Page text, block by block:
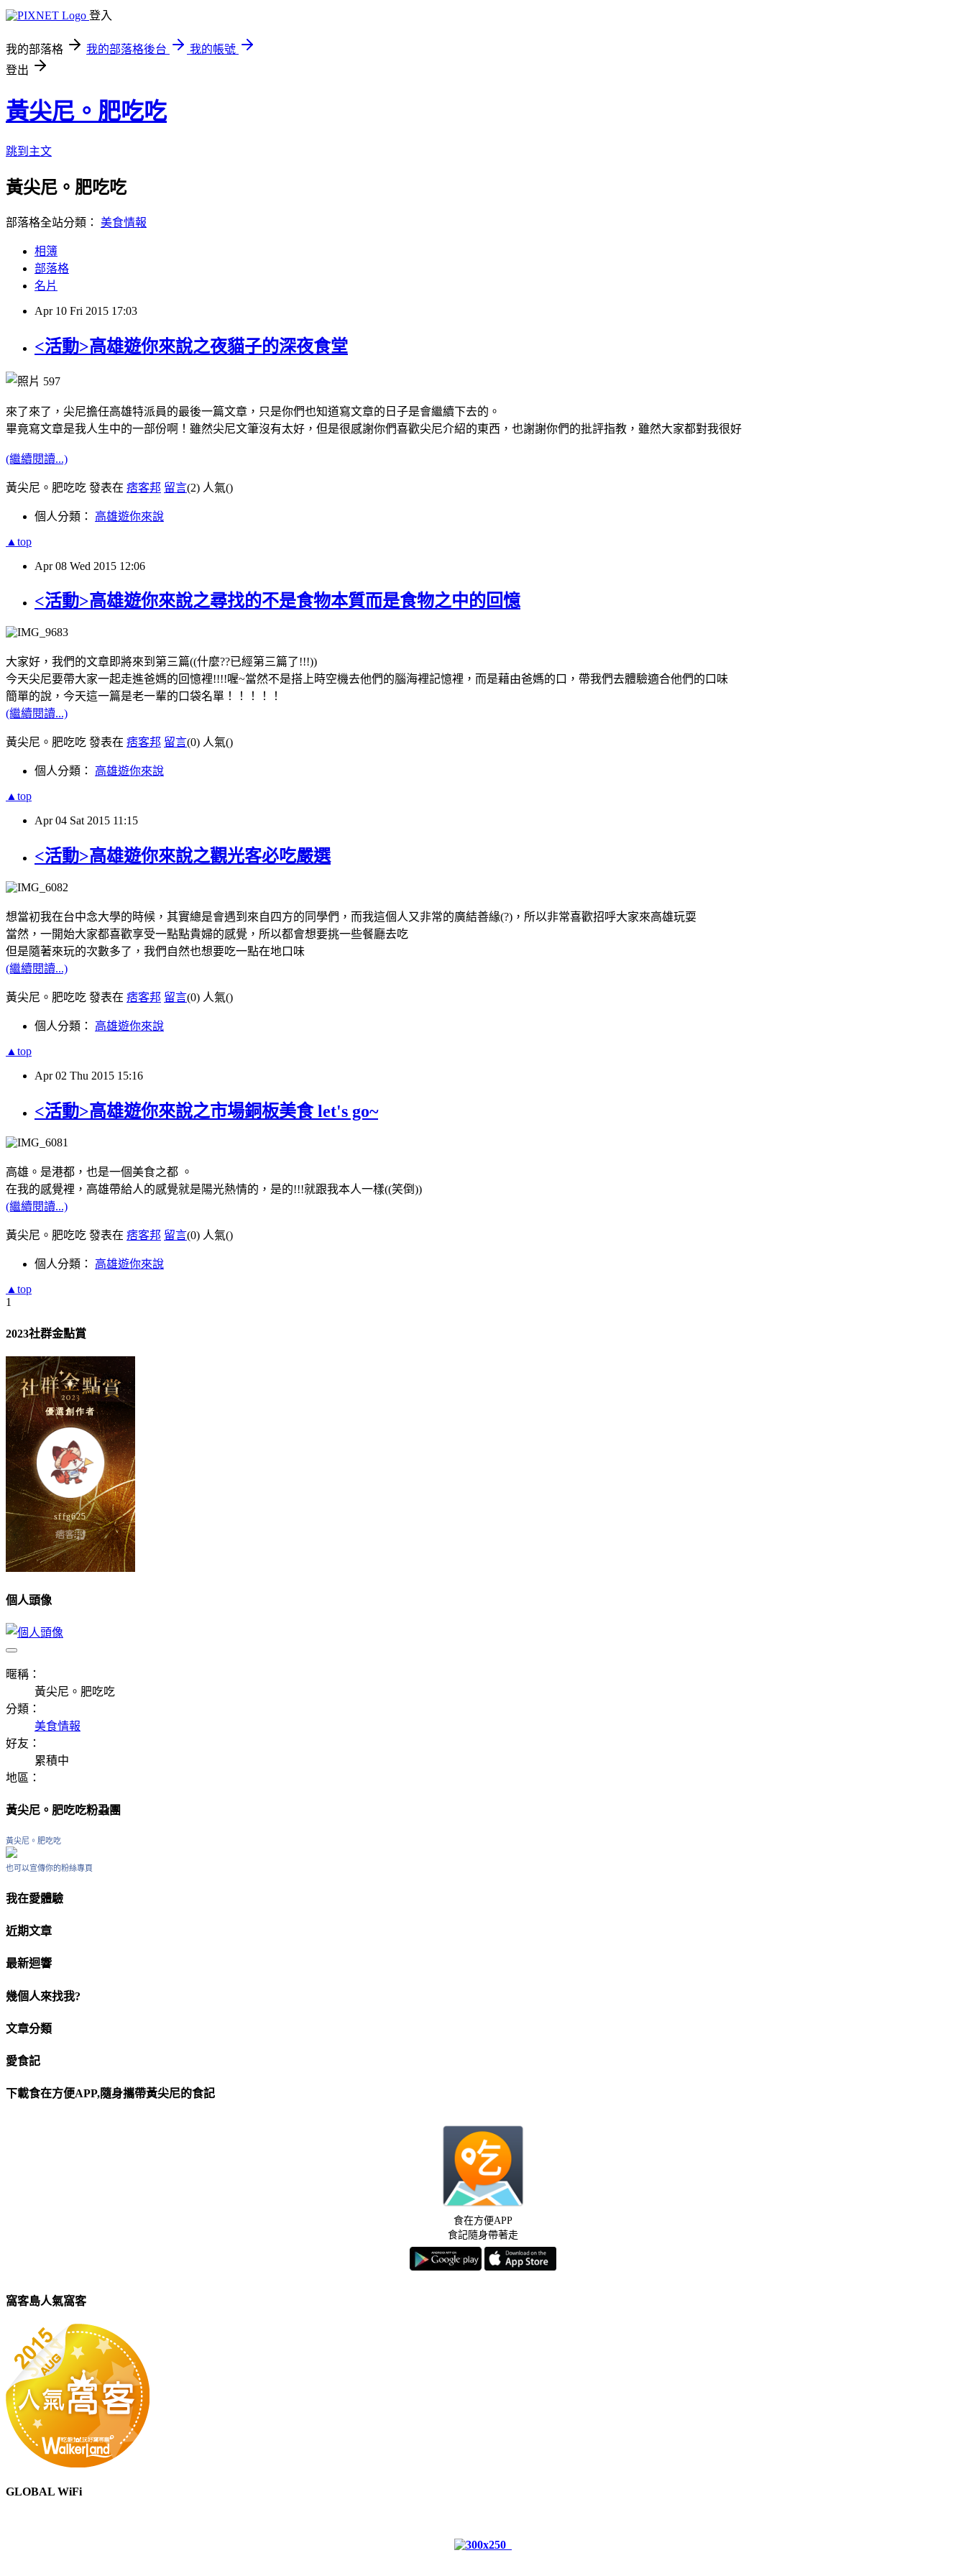
登入
我的部落格 我的部落格後台
我的帳號
登出
黃尖尼。肥吃吃
跳到主文
黃尖尼。肥吃吃
部落格全站分類： 美食情報
相簿
部落格
名片
Apr 10 Fri 2015 17:03
<活動>高雄遊你來說之夜貓子的深夜食堂
來了來了，尖尼擔任高雄特派員的最後一篇文章，只是你們也知道寫文章的日子是會繼續下去的。
畢竟寫文章是我人生中的一部份啊！雖然尖尼文筆沒有太好，但是很感謝你們喜歡尖尼介紹的東西，也謝謝你們的批評指教，雖然大家都對我很好
(繼續閱讀...)
黃尖尼。肥吃吃 發表在 痞客邦 留言(2) 人氣()
個人分類： 高雄遊你來說
▲top
Apr 08 Wed 2015 12:06
<活動>高雄遊你來說之尋找的不是食物本質而是食物之中的回憶
大家好，我們的文章即將來到第三篇((什麼??已經第三篇了!!!))
今天尖尼要帶大家一起走進爸媽的回憶裡!!!!喔~當然不是搭上時空機去他們的腦海裡記憶裡，而是藉由爸媽的口，帶我們去體驗適合他們的口味
簡單的說，今天這一篇是老一輩的口袋名單！！！！！
(繼續閱讀...)
黃尖尼。肥吃吃 發表在 痞客邦 留言(0) 人氣()
個人分類： 高雄遊你來說
▲top
Apr 04 Sat 2015 11:15
<活動>高雄遊你來說之觀光客必吃嚴選
想當初我在台中念大學的時候，其實總是會遇到來自四方的同學們，而我這個人又非常的廣結善緣(?)，所以非常喜歡招呼大家來高雄玩耍
當然，一開始大家都喜歡享受一點點貴婦的感覺，所以都會想要挑一些餐廳去吃
但是隨著來玩的次數多了，我們自然也想要吃一點在地口味
(繼續閱讀...)
黃尖尼。肥吃吃 發表在 痞客邦 留言(0) 人氣()
個人分類： 高雄遊你來說
▲top
Apr 02 Thu 2015 15:16
<活動>高雄遊你來說之市場銅板美食 let's go~
高雄。是港都，也是一個美食之都 。
在我的感覺裡，高雄帶給人的感覺就是陽光熱情的，是的!!!就跟我本人一樣((笑倒))
(繼續閱讀...)
黃尖尼。肥吃吃 發表在 痞客邦 留言(0) 人氣()
個人分類： 高雄遊你來說
▲top
1
2023社群金點賞
個人頭像
暱稱：
黃尖尼。肥吃吃
分類：
美食情報
好友：
累積中
地區：
黃尖尼。肥吃吃粉蝨團
黃尖尼。肥吃吃
也可以宣傳你的粉絲專頁
我在愛體驗
近期文章
最新迴響
幾個人來找我?
文章分類
愛食記
下載食在方便APP,隨身攜帶黃尖尼的食記
食在方便APP
食記隨身帶著走
窩客島人氣窩客
GLOBAL WiFi